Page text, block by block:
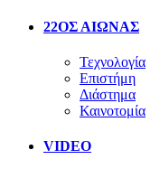
22ΟΣ ΑΙΩΝΑΣ
Τεχνολογία
Επιστήμη
Διάστημα
Καινοτομία
VIDEO